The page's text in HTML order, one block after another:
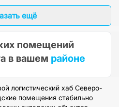
ещё
помещений
в вашем районе
логистический хаб Северо-
помещения стабильно